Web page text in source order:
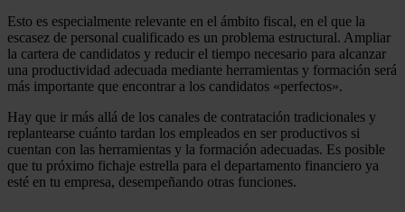
Esto es especialmente relevante en el ámbito fiscal, en el que la
escasez de personal cualificado es un problema estructural. Ampliar
la cartera de candidatos y reducir el tiempo necesario para alcanzar
una productividad adecuada mediante herramientas y formación será
más importante que encontrar a los candidatos «perfectos».
Hay que ir más allá de los canales de contratación tradicionales y
replantearse cuánto tardan los empleados en ser productivos si
cuentan con las herramientas y la formación adecuadas. Es posible
que tu próximo fichaje estrella para el departamento financiero ya
esté en tu empresa, desempeñando otras funciones.